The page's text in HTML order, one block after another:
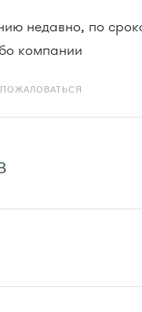
недавно, по
компании
ПОЖАЛОВАТЬСЯ